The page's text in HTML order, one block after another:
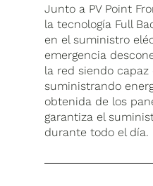
Junto a PV Point
la tecnología Full
en el suministro
emergencia
la red siendo capaz
suministrando
obtenida de los
garantiza el
durante todo el día.